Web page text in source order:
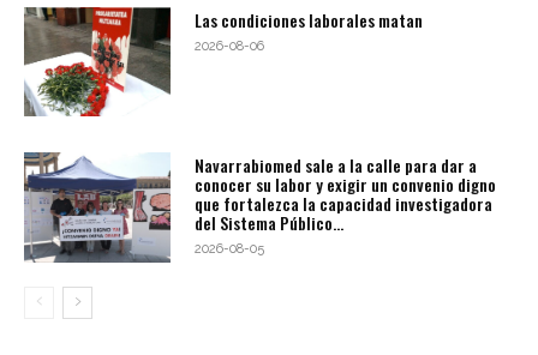
Las condiciones laborales matan
2026-08-06
Navarrabiomed sale a la calle para dar a
conocer su labor y exigir un convenio digno
que fortalezca la capacidad investigadora
del Sistema Público...
2026-08-05